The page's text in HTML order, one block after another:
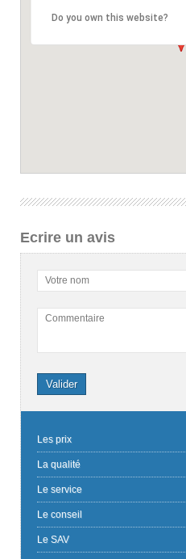
Do you own this website?
Ecrire un avis
Votre nom
Commentaire
Valider
Les prix
La qualité
Le service
Le conseil
Le SAV